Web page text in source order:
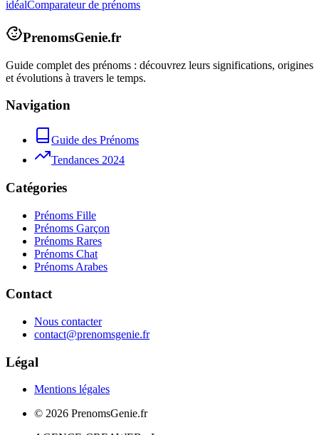
idéalComparateur de prénoms
PrenomsGenie.fr
Guide complet des prénoms : découvrez leurs significations, origines
et évolutions à travers le temps.
Navigation
Guide des Prénoms
Tendances 2024
Catégories
Prénoms Fille
Prénoms Garçon
Prénoms Rares
Prénoms Chat
Prénoms Arabes
Contact
Nous contacter
contact@prenomsgenie.fr
Légal
Mentions légales
© 2026 PrenomsGenie.fr